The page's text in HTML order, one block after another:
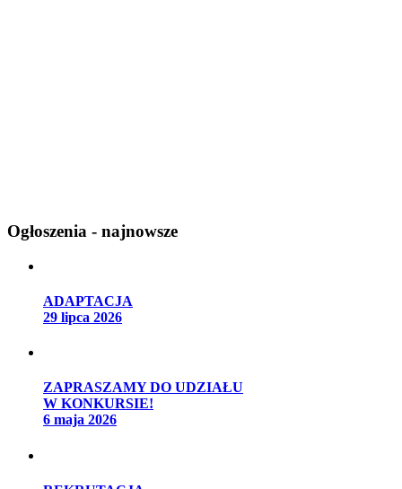
Ogłoszenia - najnowsze
ADAPTACJA
29 lipca 2026
ZAPRASZAMY DO UDZIAŁU
W KONKURSIE!
6 maja 2026